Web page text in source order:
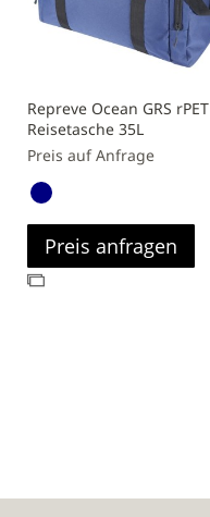
Repreve Ocean GRS rPET
Reisetasche 35L
Preis auf Anfrage
Preis anfragen
Zur